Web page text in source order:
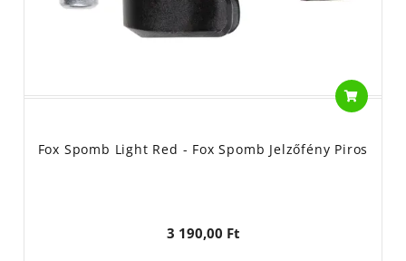
Fox Spomb Light Red - Fox Spomb Jelzőfény Piros
3 190,00 Ft